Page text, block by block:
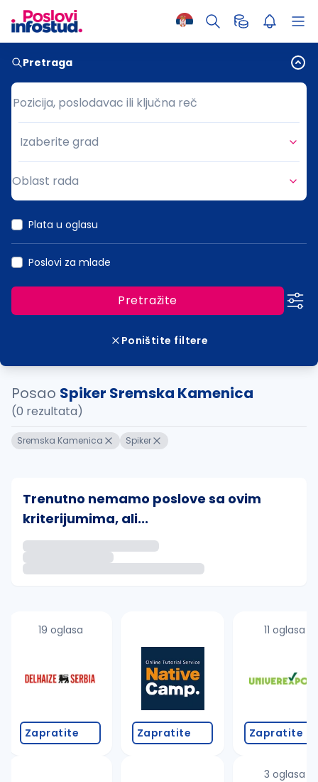
Pretraga
Pozicija, poslodavac ili ključna reč
Pozicija, poslodavac ili ključna reč
Grad
Izaberite grad
Oblast rada
Plata u oglasu
Poslovi za mlade
Pretražite
Poništite filtere
Posao Spiker Sremska Kamenica
(0 rezultata)
Sremska Kamenica Spiker
Trenutno nemamo poslove sa ovim
kriterijumima, ali...
proverite pravopisne greške (koristite č, ć, š, đ,
povećajte radijus za odabrani grad
promenite odabrane filtere pretrage
19 oglasa
Zapratite Zapratite
11 oglasa
Zapratite
3 oglasa